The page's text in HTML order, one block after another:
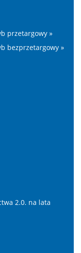
przetargowy »
bezprzetargowy »
2.0. na lata